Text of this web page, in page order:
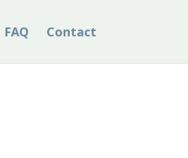
FAQ Contact